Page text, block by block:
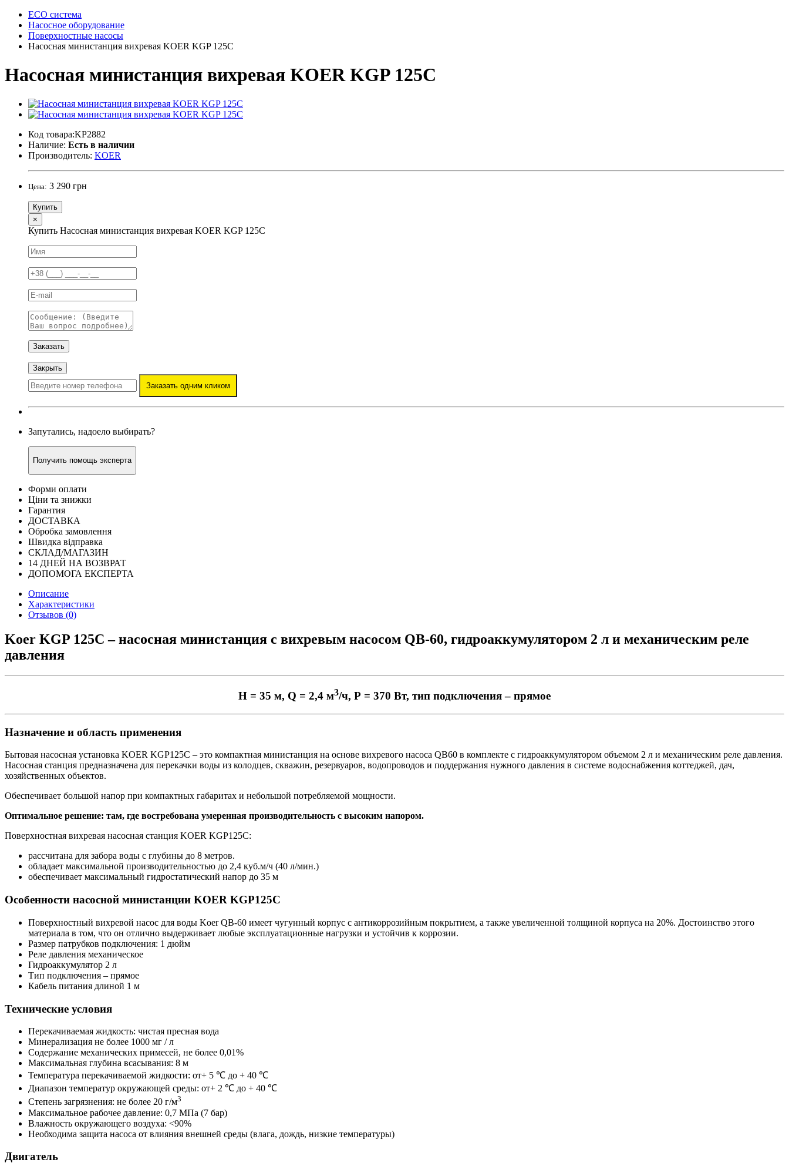
ECO система
Насосное оборудование
Поверхностные насосы
Насосная министанция вихревая KOER KGP 125С
Насосная министанция вихревая KOER KGP 125С
Код товара:KP2882
Наличие: Есть в наличии
Производитель: KOER
Цена: 3 290 грн
Купить
×
Купить Насосная министанция вихревая KOER KGP 125С
Заказать
Закрыть
Заказать одним кликом
Запутались, надоело выбирать?
Получить помощь эксперта
Форми оплати
Ціни та знижки
Гарантия
ДОСТАВКА
Обробка замовлення
Швидка відправка
СКЛАД/МАГАЗИН
14 ДНЕЙ НА ВОЗВРАТ
ДОПОМОГА ЕКСПЕРТА
Описание
Характеристики
Отзывов (0)
Koer KGP 125С – насосная министанция с вихревым насосом QB-60, гидроаккумулятором 2 л и механическим реле
давления
Н = 35 м, Q = 2,4 м3/ч, Р = 370 Вт, тип подключения – прямое
Назначение и область применения
Бытовая насосная установка KOER KGP125С – это компактная министанция на основе вихревого насоса QB60 в комплекте с гидроаккумулятором объемом 2 л и механическим реле давления.
Насосная станция предназначена для перекачки воды из колодцев, скважин, резервуаров, водопроводов и поддержания нужного давления в системе водоснабжения коттеджей, дач,
хозяйственных объектов.
Обеспечивает большой напор при компактных габаритах и небольшой потребляемой мощности.
Оптимальное решение: там, где востребована умеренная производительность с высоким напором.
Поверхностная вихревая насосная станция KOER KGP125С:
рассчитана для забора воды с глубины до 8 метров.
обладает максимальной производительностью до 2,4 куб.м/ч (40 л/мин.)
обеспечивает максимальный гидростатический напор до 35 м
Особенности насосной министанции KOER KGP125С
Поверхностный вихревой насос для воды Koer QB-60 имеет чугунный корпус с антикоррозийным покрытием, а также увеличенной толщиной корпуса на 20%. Достоинство этого
материала в том, что он отлично выдерживает любые эксплуатационные нагрузки и устойчив к коррозии.
Размер патрубков подключения: 1 дюйм
Реле давления механическое
Гидроаккумулятор 2 л
Тип подключения – прямое
Кабель питания длиной 1 м
Технические условия
Перекачиваемая жидкость: чистая пресная вода
Минерализация не более 1000 мг / л
Содержание механических примесей, не более 0,01%
Максимальная глубина всасывания: 8 м
Температура перекачиваемой жидкости: от+ 5 ℃ до + 40 ℃
Диапазон температур окружающей среды: от+ 2 ℃ до + 40 ℃
Степень загрязнения: не более 20 г/м3
Максимальное рабочее давление: 0,7 МПа (7 бар)
Влажность окружающего воздуха: <90%
Необходима защита насоса от влияния внешней среды (влага, дождь, низкие температуры)
Двигатель